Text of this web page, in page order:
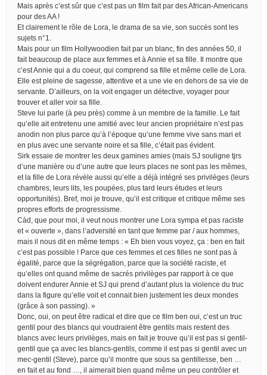
Mais après c’est sûr que c’est pas un film fait par des African-Americans
pour des AA !
Et clairement le rôle de Lora, le drama de sa vie, son succès sont les
sujets n°1.
Mais pour un film Hollywoodien fait par un blanc, fin des années 50, il
fait beaucoup de place aux femmes et à Annie et sa fille. Il montre que
c’est Annie qui a du coeur, qui comprend sa fille et même celle de Lora.
Elle est pleine de sagesse, attentive et a une vie en dehors de sa vie de
servante. D’ailleurs, on la voit engager un détective, voyager pour
trouver et aller voir sa fille.
Steve lui parle (à peu près) comme à un membre de la famille. Le fait
qu’elle ait entretenu une amitié avec leur ancien propriétaire n’est pas
anodin non plus parce qu’à l’époque qu’une femme vive sans mari et
en plus avec une servante noire et sa fille, c’était pas évident.
Sirk essaie de montrer les deux gamines amies (mais SJ souligne tjrs
d’une manière ou d’une autre que leurs places ne sont pas les mêmes,
et la fille de Lora révèle aussi qu’elle a déjà intégré ses privilèges (leurs
chambres, leurs lits, les poupées, plus tard leurs études et leurs
opportunités). Bref, moi je trouve, qu’il est critique et critique même ses
propres efforts de progressisme.
Càd, que pour moi, il veut nous montrer une Lora sympa et pas raciste
et « ouverte », dans l’adversité en tant que femme par / aux hommes,
mais il nous dit en même temps : « Eh bien vous voyez, ça : ben en fait
c’est pas possible ! Parce que ces femmes et ces filles ne sont pas à
égalité, parce que la ségrégation, parce que la société raciste, et
qu’elles ont quand même de sacrés privilèges par rapport à ce que
doivent endurer Annie et SJ qui prend d’autant plus la violence du truc
dans la figure qu’elle voit et connait bien justement les deux mondes
(grâce à son passing). »
Donc, oui, on peut être radical et dire que ce film ben oui, c’est un truc
gentil pour des blancs qui voudraient être gentils mais restent des
blancs avec leurs privilèges, mais en fait je trouve qu’il est pas si gentil-
gentil que ça avec les blancs-gentils, comme il est pas si gentil avec un
mec-gentil (Steve), parce qu’il montre que sous sa gentillesse, ben …
en fait et au fond …, il aimerait bien quand même un peu contrôler et